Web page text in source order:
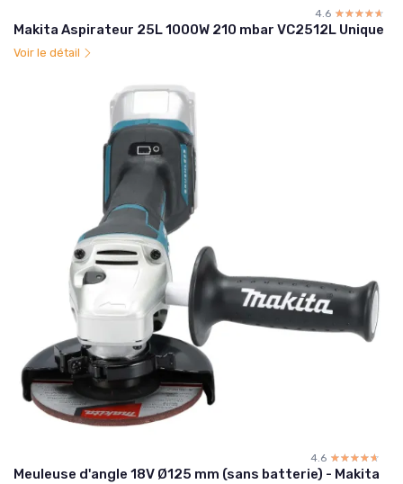
4.6 ☆☆☆☆☆
★★★★★
Makita Aspirateur 25L 1000W 210 mbar VC2512L Unique
Voir le détail
4.6 ☆☆☆☆☆
★★★★★
Meuleuse d'angle 18V Ø125 mm (sans batterie) - Makita